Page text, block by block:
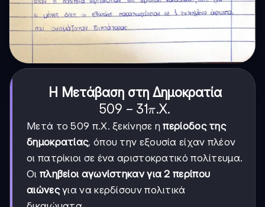
Η Μετάβαση στη Δημοκρατία
509-
31
π.Χ.
509 − 31π.X.
Μετά το 509 π.Χ. ξεκίνησε ηπερίοδος της
δημοκρατίας, όπου την εξουσία είχαν πλέον
οι πατρίκιοι σε ένα αριστοκρατικό πολίτευμα.
Οι πληβείοι αγωνίστηκαν για 2 περίπου
αιώνεςγια να κερδίσουν πολιτικά